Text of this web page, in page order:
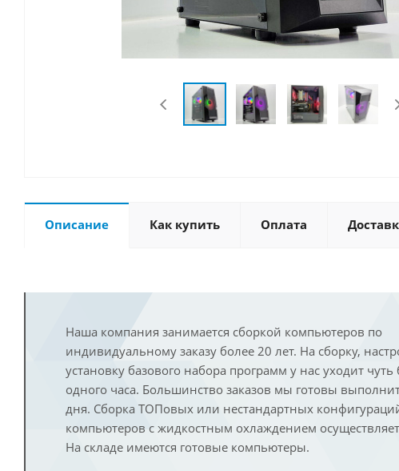
Описание Как купить Оплата
Наша компания занимается сборкой компьютеров по
индивидуальному заказу более 20 лет. На сборку,
установку базового набора программ у нас уходит
одного часа. Большинство заказов мы готовы
дня. Сборка ТОПовых или нестандартных
компьютеров с жидкостным охлаждением
На складе имеются готовые компьютеры.